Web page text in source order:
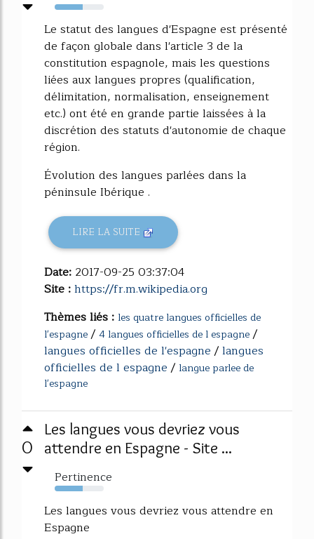
57%
Le statut des langues d'Espagne est présenté
de façon globale dans l'article 3 de la
constitution espagnole, mais les questions
liées aux langues propres (qualification,
délimitation, normalisation, enseignement
etc.) ont été en grande partie laissées à la
discrétion des statuts d'autonomie de chaque
région.
Évolution des langues parlées dans la
péninsule Ibérique .
LIRE LA SUITE
Date: 2017-09-25 03:37:04
Site :https://fr.m.wikipedia.org
Thèmes liés : les quatre langues officielles de
l'espagne/ 4 langues officielles de l espagne/
langues officielles de l'espagne/langues
officielles de l espagne/ langue parlee de
l'espagne
0
Les langues vous devriez vous
attendre en Espagne - Site ...
Pertinence
57%
Les langues vous devriez vous attendre en
Espagne